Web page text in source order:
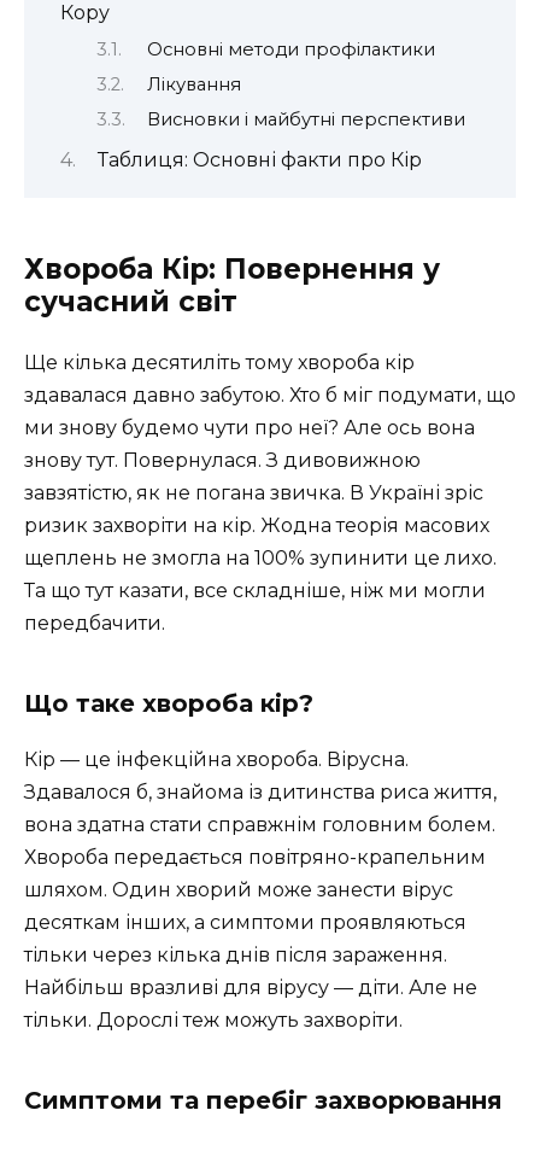
Кору
Основні методи профілактики
Лікування
Висновки і майбутні перспективи
Таблиця: Основні факти про Кір
Хвороба Кір: Повернення у
сучасний світ
Ще кілька десятиліть тому хвороба кір
здавалася давно забутою. Хто б міг подумати, що
ми знову будемо чути про неї? Але ось вона
знову тут. Повернулася. З дивовижною
завзятістю, як не погана звичка. В Україні зріс
ризик захворіти на кір. Жодна теорія масових
щеплень не змогла на 100% зупинити це лихо.
Та що тут казати, все складніше, ніж ми могли
передбачити.
Що таке хвороба кір?
Кір — це інфекційна хвороба. Вірусна.
Здавалося б, знайома із дитинства риса життя,
вона здатна стати справжнім головним болем.
Хвороба передається повітряно-крапельним
шляхом. Один хворий може занести вірус
десяткам інших, а симптоми проявляються
тільки через кілька днів після зараження.
Найбільш вразливі для вірусу — діти. Але не
тільки. Дорослі теж можуть захворіти.
Симптоми та перебіг захворювання